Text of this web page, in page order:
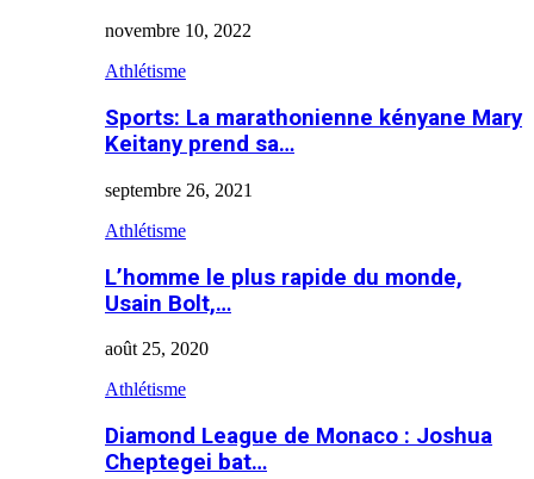
novembre 10, 2022
Athlétisme
Sports: La marathonienne kényane Mary
Keitany prend sa…
septembre 26, 2021
Athlétisme
L’homme le plus rapide du monde,
Usain Bolt,…
août 25, 2020
Athlétisme
Diamond League de Monaco : Joshua
Cheptegei bat…